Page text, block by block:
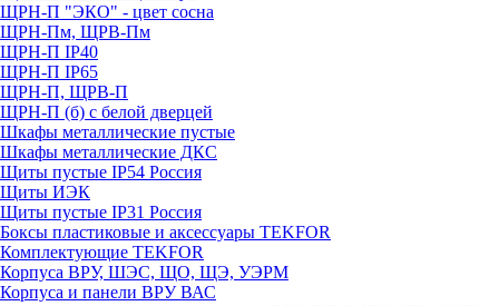
ЩРН-П "ЭКО" - цвет сосна
ЩРН-Пм, ЩРВ-Пм
ЩРН-П IP40
ЩРН-П IP65
ЩРН-П, ЩРВ-П
ЩРН-П (б) с белой дверцей
Шкафы металлические пустые
Шкафы металлические ДКС
Щиты пустые IP54 Россия
Щиты ИЭК
Щиты пустые IP31 Россия
Боксы пластиковые и аксессуары TEKFOR
Комплектующие TEKFOR
Корпуса ВРУ, ШЭС, ЩО, ЩЭ, УЭРМ
Корпуса и панели ВРУ ВАС